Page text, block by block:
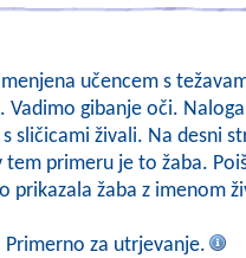
učencem s
gibanje oči.
sličicami živali. Na desni
primeru je to žaba.
prikazala žaba z imenom
Primerno za utrjevanje.